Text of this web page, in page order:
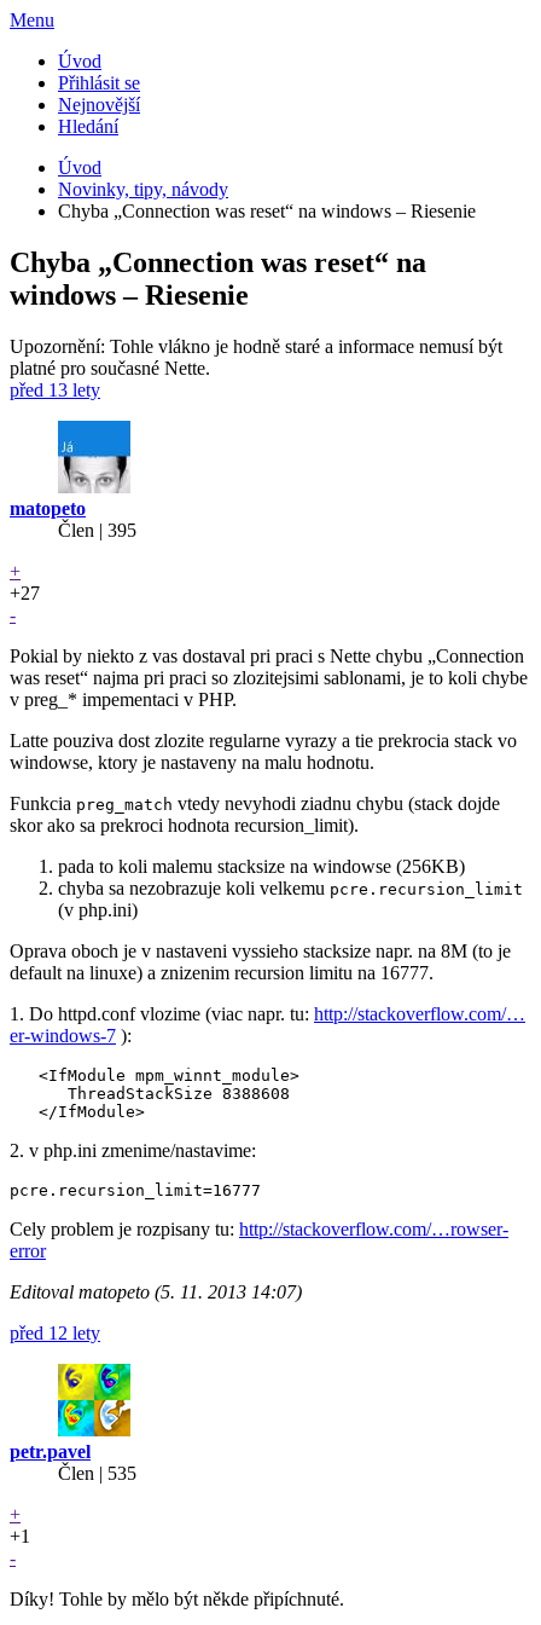
Menu
Úvod
Přihlásit se
Nejnovější
Hledání
Úvod
Novinky, tipy, návody
Chyba „Connection was reset“ na windows – Riesenie
Chyba „Connection was reset“ na
windows – Riesenie
Upozornění: Tohle vlákno je hodně staré a informace nemusí být
platné pro současné Nette.
před 13 lety
matopeto
Člen | 395
+
+27
-
Pokial by niekto z vas dostaval pri praci s Nette chybu „Connection
was reset“ najma pri praci so zlozitejsimi sablonami, je to koli chybe
v preg_* impementaci v PHP.
Latte pouziva dost zlozite regularne vyrazy a tie prekrocia stack vo
windowse, ktory je nastaveny na malu hodnotu.
Funkcia preg_match vtedy nevyhodi ziadnu chybu (stack dojde
skor ako sa prekroci hodnota recursion_limit).
pada to koli malemu stacksize na windowse (256KB)
chyba sa nezobrazuje koli velkemu pcre.recursion_limit
(v php.ini)
Oprava oboch je v nastaveni vyssieho stacksize napr. na 8M (to je
default na linuxe) a znizenim recursion limitu na 16777.
1. Do httpd.conf vlozime (viac napr. tu: http://stackoverflow.com/…
er-windows-7 ):
   <IfModule mpm_winnt_module>
      ThreadStackSize 8388608
2. v php.ini zmenime/nastavime:
Cely problem je rozpisany tu: http://stackoverflow.com/…rowser-
error
Editoval matopeto (5. 11. 2013 14:07)
před 12 lety
petr.pavel
Člen | 535
+
+1
-
Díky! Tohle by mělo být někde připíchnuté.